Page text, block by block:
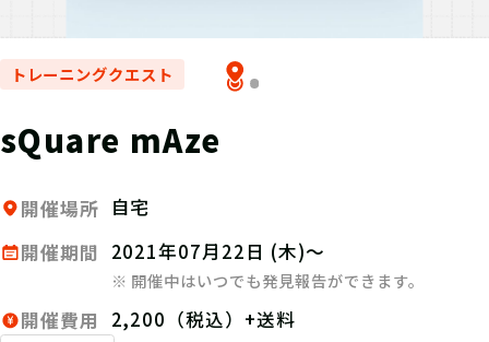
トレーニングクエスト
sQuare mAze
開催場所 自宅
開催期間
2021年07月22日 (木)～
※ 開催中はいつでも発見報告ができます。
開催費用 2,200（税込）+送料